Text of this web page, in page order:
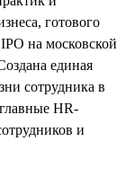
готового
на московской
единая
сотрудника в
HR-
и